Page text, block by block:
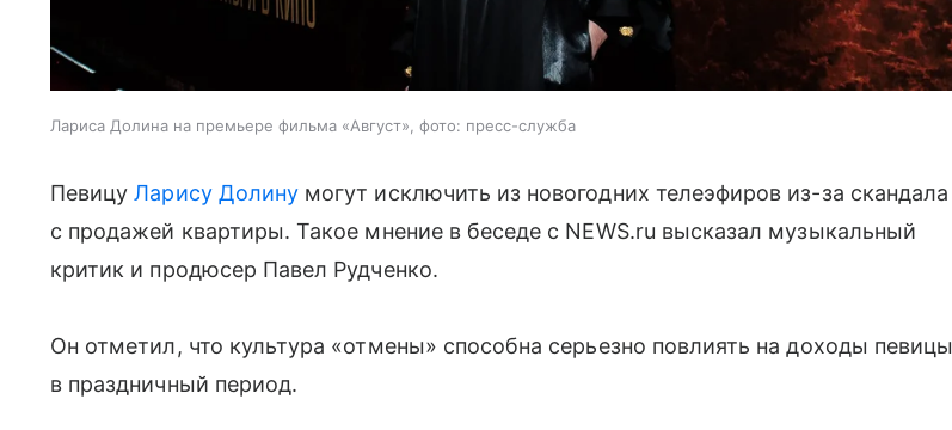
Лариса Долина на премьере фильма «Август», фото: пресс-служба
ПевицуЛарису Долину могут исключить из новогодних телеэфиров из-за скандала
с продажей квартиры. Такое мнение в беседе с NEWS.ru высказал музыкальный
критик и продюсер Павел Рудченко.
Он отметил, что культура «отмены» способна серьезно повлиять на доходы певицы
в праздничный период.